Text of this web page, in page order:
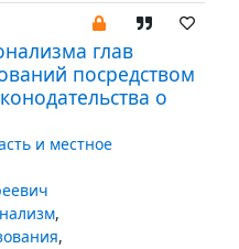
глав
посредством
о
и местное
,
,